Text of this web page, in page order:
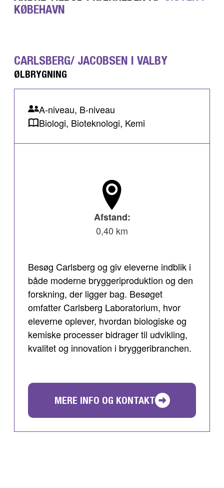
KØBEHAVN
CARLSBERG/ JACOBSEN I VALBY
ØLBRYGNING
A-niveau, B-niveau
Biologi, Bioteknologi, Kemi
Afstand:
0,40 km
Besøg Carlsberg og giv eleverne indblik i
både moderne bryggeriproduktion og den
forskning, der ligger bag. Besøget
omfatter Carlsberg Laboratorium, hvor
eleverne oplever, hvordan biologiske og
kemiske processer bidrager til udvikling,
kvalitet og innovation i bryggeribranchen.
MERE INFO OG KONTAKT